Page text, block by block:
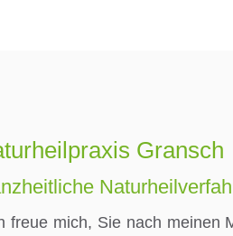
Gransch
freue mich, Sie nach meinen